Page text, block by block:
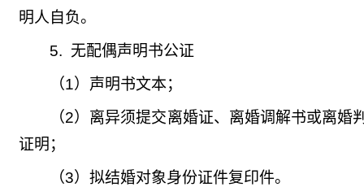
明人自负。
5. 无配偶声明书公证
（1） 声明书文本；
（2） 离异须提交离婚证、离婚调解书或离婚
证明；
（3） 拟结婚对象身份证件复印件。